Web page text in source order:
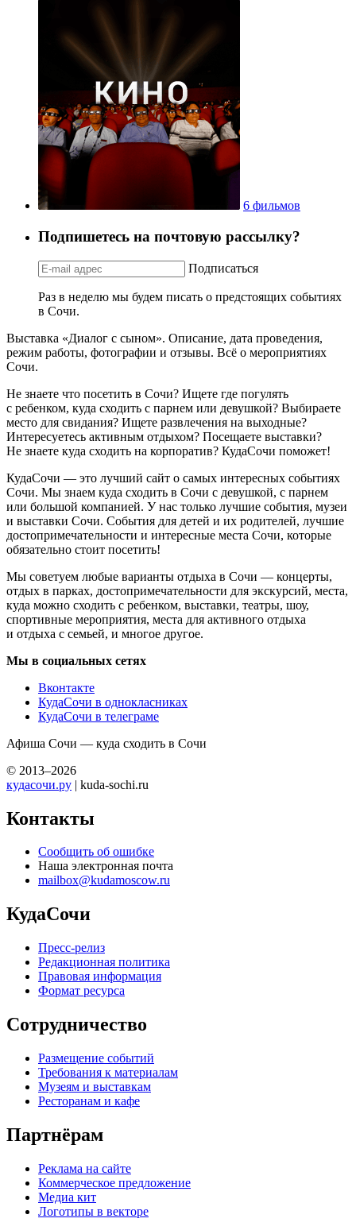
6 фильмов
Подпишетесь на почтовую рассылку?
Подписаться
Раз в неделю мы будем писать о предстоящих событиях
в Сочи.
Выставка «Диалог с сыном». Описание, дата проведения,
режим работы, фотографии и отзывы. Всё о мероприятиях
Сочи.
Не знаете что посетить в Сочи? Ищете где погулять
с ребенком, куда сходить с парнем или девушкой? Выбираете
место для свидания? Ищете развлечения на выходные?
Интересуетесь активным отдыхом? Посещаете выставки?
Не знаете куда сходить на корпоратив? КудаСочи поможет!
КудаСочи — это лучший сайт о самых интересных событиях
Сочи. Мы знаем куда сходить в Сочи с девушкой, с парнем
или большой компанией. У нас только лучшие события, музеи
и выставки Сочи. События для детей и их родителей, лучшие
достопримечательности и интересные места Сочи, которые
обязательно стоит посетить!
Мы советуем любые варианты отдыха в Сочи — концерты,
отдых в парках, достопримечательности для экскурсий, места,
куда можно сходить с ребенком, выставки, театры, шоу,
спортивные мероприятия, места для активного отдыха
и отдыха с семьей, и многое другое.
Мы в социальных сетях
Вконтакте
КудаСочи в однокласниках
КудаСочи в телеграме
Афиша Сочи — куда сходить в Сочи
© 2013–2026
кудасочи.ру | kuda-sochi.ru
Контакты
Сообщить об ошибке
Наша электронная почта
mailbox@kudamoscow.ru
КудаСочи
Пресс-релиз
Редакционная политика
Правовая информация
Формат ресурса
Сотрудничество
Размещение событий
Требования к материалам
Музеям и выставкам
Ресторанам и кафе
Партнёрам
Реклама на сайте
Коммерческое предложение
Медиа кит
Логотипы в векторе